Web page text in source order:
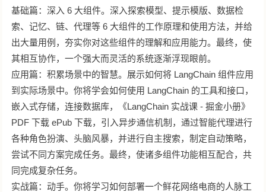
基础篇：深入 6 大组件。深入探索模型、提示模版、数据检
索、记忆、链、代理等 6 大组件的工作原理和使用方法，并给
出大量用例，夯实你对这些组件的理解和应用能力。最终，使
其相互协作，一个强大而灵活的系统逐渐浮现眼前。
应用篇：积累场景中的智慧。展示如何将 LangChain 组件应用
到实际场景中。你将学会如何使用 LangChain 的工具和接口，
嵌入式存储，连接数据库，《LangChain 实战课 - 掘金小册》
PDF 下载 ePub 下载，引入异步通信机制，通过智能代理进行
各种角色扮演、头脑风暴，并进行自主搜索，制定自动策略，
尝试不同方案完成任务。最终，使诸多组件功能相互配合，共
同完成复杂任务。
实战篇：动手。你将学习如何部署一个鲜花网络电商的人脉工